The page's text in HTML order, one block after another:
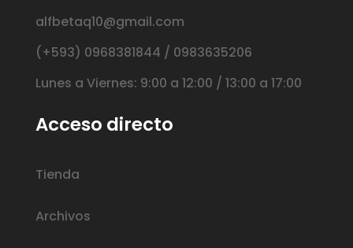
alfbetaq10@gmail.com
(+593) 0968381844 / 0983635206
Lunes a Viernes: 9:00 a 12:00 / 13:00 a 17:00
Acceso directo
Tienda
Archivos